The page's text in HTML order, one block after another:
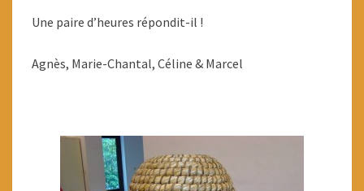
Une paire d’heures répondit-il !
Agnès, Marie-Chantal, Céline & Marcel